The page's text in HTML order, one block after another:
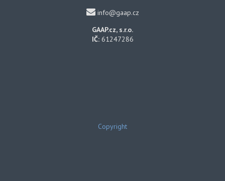
info@gaap.cz
GAAP.cz, s.r.o.
IČ: 61247286
Copyright